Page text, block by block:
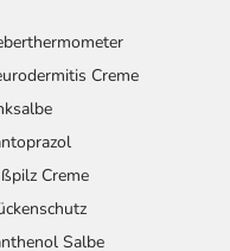
Creme
Creme
Salbe